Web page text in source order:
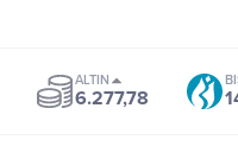
ALTIN
6.277,78